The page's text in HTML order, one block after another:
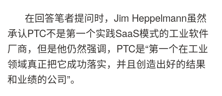
在回答笔者提问时， Jim Heppelmann虽然
承认PTC不是第一个实践SaaS模式的工业软件
厂商，但是他仍然强调，PTC是“第一个在工业
领域真正把它成功落实，并且创造出好的结果
和业绩的公司”。